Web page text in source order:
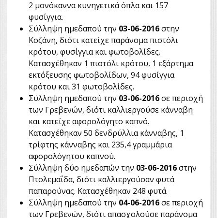
2 μονόκαννα κυνηγετικά όπλα και 157
φυσίγγια.
Σύλληψη ημεδαπού την 03-06-2016στην
Κοζάνη, διότι κατείχε παράνομα πιστόλι
κρότου, φυσίγγια και φωτοβολίδες.
Κατασχέθηκαν 1 πιστόλι κρότου, 1 εξάρτημα
εκτόξευσης φωτοβολίδων, 94 φυσίγγια
κρότου και 31 φωτοβολίδες.
Σύλληψη ημεδαπού την 03-06-2016σε περιοχή
των Γρεβενών, διότι καλλιεργούσε κάνναβη
και κατείχε αφορολόγητο καπνό.
Κατασχέθηκαν 50 δενδρύλλια κάνναβης, 1
τρίφτης κάνναβης και 235,4 γραμμάρια
αφορολόγητου καπνού.
Σύλληψη δύο ημεδαπών την 03-06-2016στην
Πτολεμαΐδα, διότι καλλιεργούσαν φυτά
παπαρούνας. Κατασχέθηκαν 248 φυτά.
Σύλληψη ημεδαπού την 04-06-2016σε περιοχή
των Γρεβενών, διότι απασχολούσε παράνομα